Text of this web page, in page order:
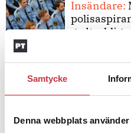
Samtycke
Denna webbplats
Insändare:
godtyckliga